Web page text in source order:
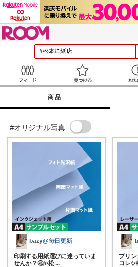
見つける
商品
#オリジナル写真
bazy@毎日更新
印刷する用紙選びに迷っていま
せんか？🤔✨松 ...
プリ
コレ✨